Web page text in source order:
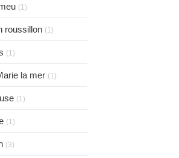
(1)
roussillon (1)
(1)
la mer (1)
(1)
(1)
(3)